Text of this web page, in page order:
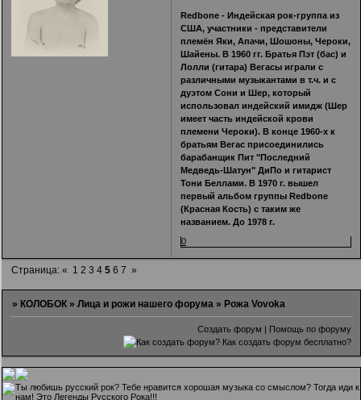
Redbone - Индейская рок-группа из
США, участники - представители
племён Яки, Апачи, Шошоны, Чероки,
Шайены. В 1960 гг. Братья Пэт (бас) и
Лолли (гитара) Вегасы играли с
различными музыкантами в т.ч. и с
дуэтом Сони и Шер, который
использовал индейский имидж (Шер
имеет часть индейской крови
племени Чероки). В конце 1960-х к
братьям Вегас присоединились
барабанщик Пит "Последний
Медведь-Шатун" ДиПо и гитарист
Тони Беллами. В 1970 г. вышел
первый альбом группы Redbone
(Красная Кость) с таким же
названием. До 1978 г.
0
Страница:« 1 2 3 4 5 6 7 »
»КОЛОБОК »Лица и рожи нашего форума »Рожа Vovoka
Создать форум Помощь по форуму